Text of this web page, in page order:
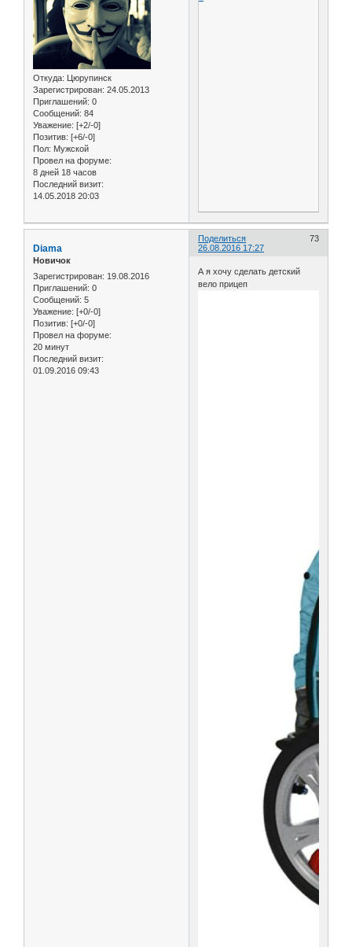
Откуда: Цюрупинск
Зарегистрирован: 24.05.2013
Приглашений: 0
Сообщений: 84
Уважение: [+2/-0]
Позитив: [+6/-0]
Пол: Мужской
Провел на форуме:
8 дней 18 часов
Последний визит:
14.05.2018 20:03
Поделиться
73
26.08.2016 17:27
Diama
Новичок
Зарегистрирован: 19.08.2016
Приглашений: 0
Сообщений: 5
Уважение: [+0/-0]
Позитив: [+0/-0]
Провел на форуме:
20 минут
Последний визит:
01.09.2016 09:43
А я хочу сделать детский
вело прицеп